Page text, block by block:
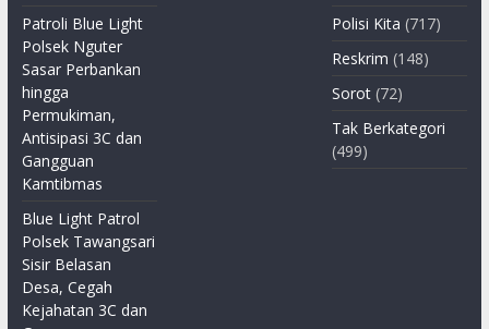
Patroli Blue Light
Polsek Nguter
Sasar Perbankan
hingga
Permukiman,
Antisipasi 3C dan
Gangguan
Kamtibmas
Blue Light Patrol
Polsek Tawangsari
Sisir Belasan
Desa, Cegah
Kejahatan 3C dan
Polisi Kita (717)
Reskrim (148)
Sorot (72)
Tak Berkategori
(499)